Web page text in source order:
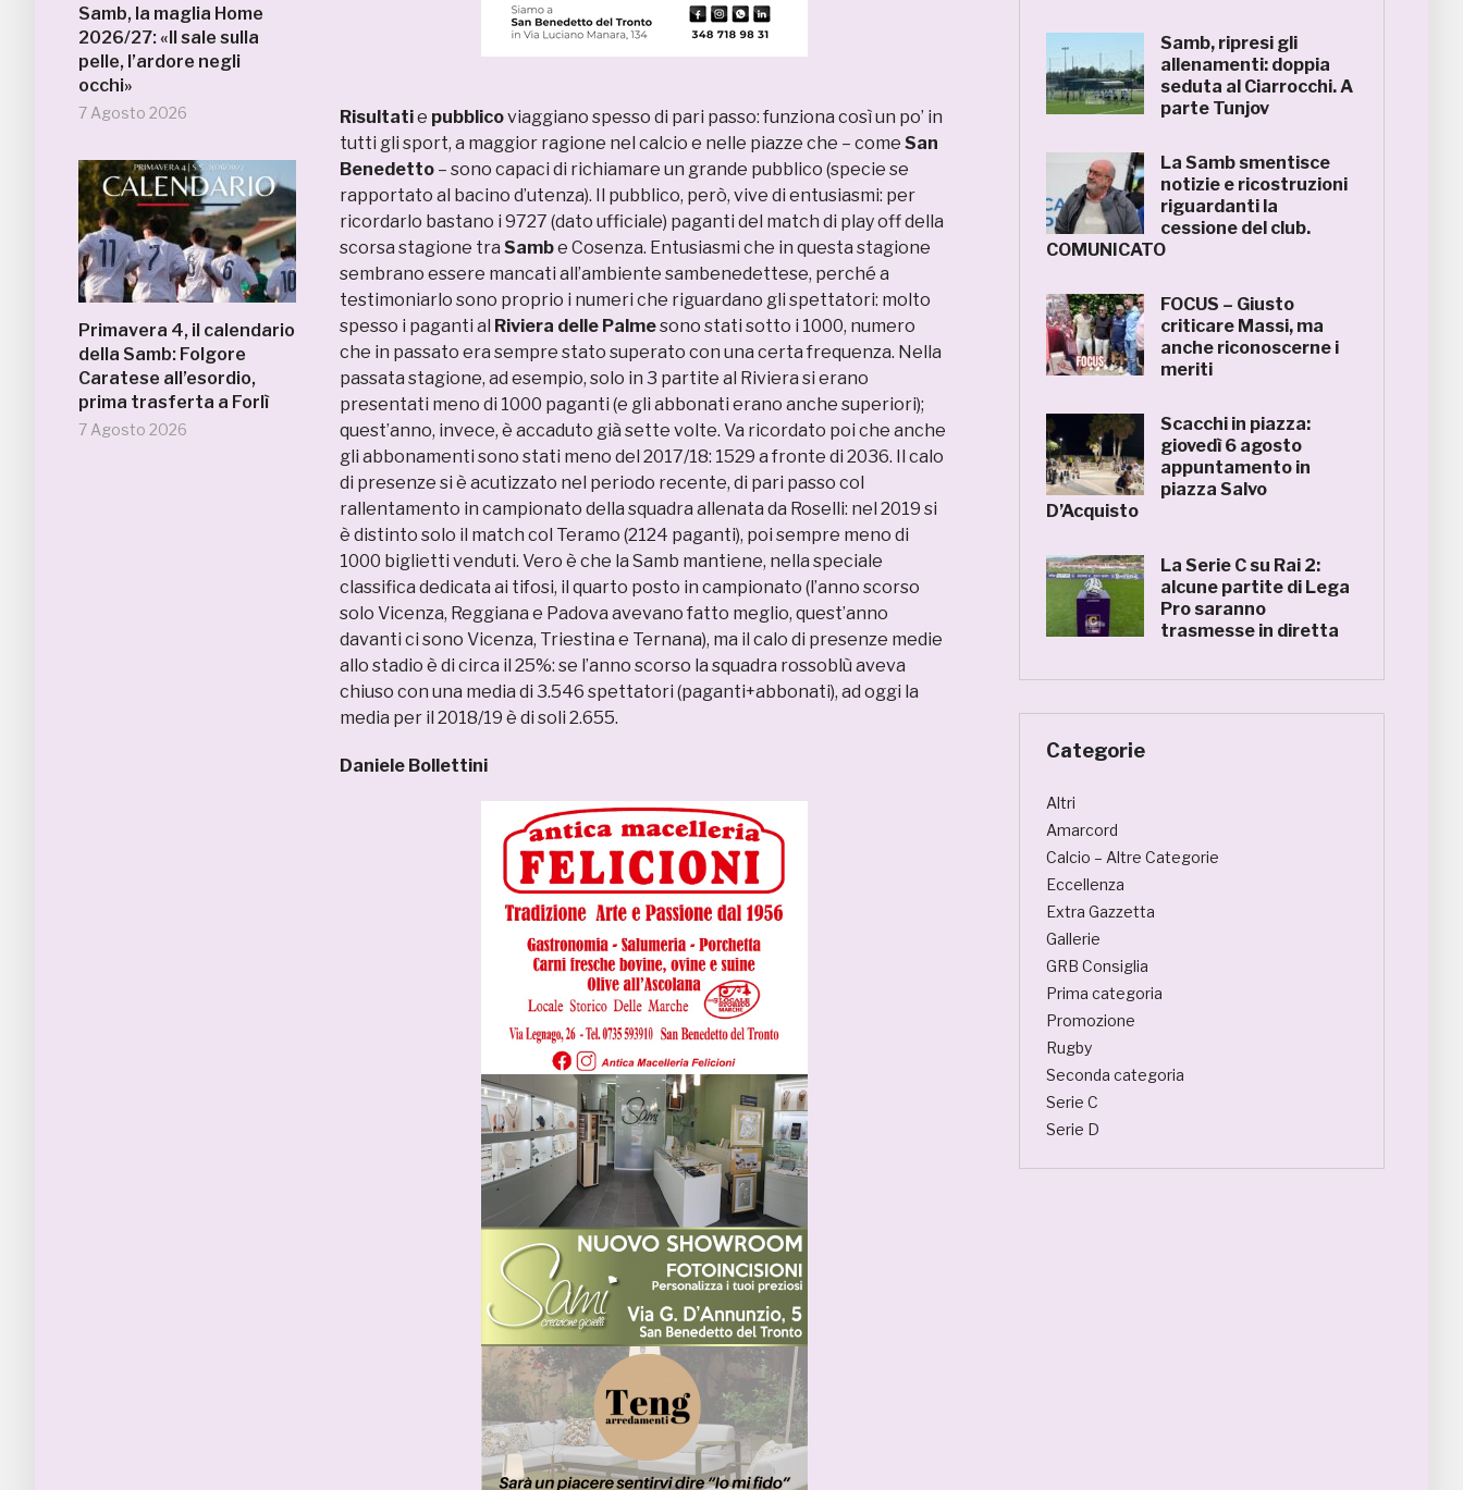
Samb, la maglia Home
2026/27: «Il sale sulla
pelle, l’ardore negli
occhi»
7 Agosto 2026
Primavera 4, il calendario
della Samb: Folgore
Caratese all’esordio,
prima trasferta a Forlì
7 Agosto 2026
Risultatie pubblicoviaggiano spesso di pari passo: funziona così un po’ in
tutti gli sport, a maggior ragione nel calcio e nelle piazze che – come San
Benedetto – sono capaci di richiamare un grande pubblico (specie se
rapportato al bacino d’utenza). Il pubblico, però, vive di entusiasmi: per
ricordarlo bastano i 9727 (dato ufficiale) paganti del match di play off della
scorsa stagione tra Sambe Cosenza. Entusiasmi che in questa stagione
sembrano essere mancati all’ambiente sambenedettese, perché a
testimoniarlo sono proprio i numeri che riguardano gli spettatori: molto
spesso i paganti al Riviera delle Palmesono stati sotto i 1000, numero
che in passato era sempre stato superato con una certa frequenza. Nella
passata stagione, ad esempio, solo in 3 partite al Riviera si erano
presentati meno di 1000 paganti (e gli abbonati erano anche superiori);
quest’anno, invece, è accaduto già sette volte. Va ricordato poi che anche
gli abbonamenti sono stati meno del 2017/18: 1529 a fronte di 2036. Il calo
di presenze si è acutizzato nel periodo recente, di pari passo col
rallentamento in campionato della squadra allenata da Roselli: nel 2019 si
è distinto solo il match col Teramo (2124 paganti), poi sempre meno di
1000 biglietti venduti. Vero è che la Samb mantiene, nella speciale
classifica dedicata ai tifosi, il quarto posto in campionato (l’anno scorso
solo Vicenza, Reggiana e Padova avevano fatto meglio, quest’anno
davanti ci sono Vicenza, Triestina e Ternana), ma il calo di presenze medie
allo stadio è di circa il 25%: se l’anno scorso la squadra rossoblù aveva
chiuso con una media di 3.546 spettatori (paganti+abbonati), ad oggi la
media per il 2018/19 è di soli 2.655.
Daniele Bollettini
Samb, ripresi gli
allenamenti: doppia
seduta al Ciarrocchi. A
parte Tunjov
La Samb smentisce
notizie e ricostruzioni
riguardanti la
cessione del club.
COMUNICATO
FOCUS – Giusto
criticare Massi, ma
anche riconoscerne i
meriti
Scacchi in piazza:
giovedì 6 agosto
appuntamento in
piazza Salvo
D’Acquisto
La Serie C su Rai 2:
alcune partite di Lega
Pro saranno
trasmesse in diretta
Categorie
Altri
Amarcord
Calcio – Altre Categorie
Eccellenza
Extra Gazzetta
Gallerie
GRB Consiglia
Prima categoria
Promozione
Rugby
Seconda categoria
Serie C
Serie D